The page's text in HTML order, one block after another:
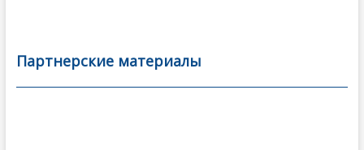
b
o
er l
а
в
Партнерские материалы